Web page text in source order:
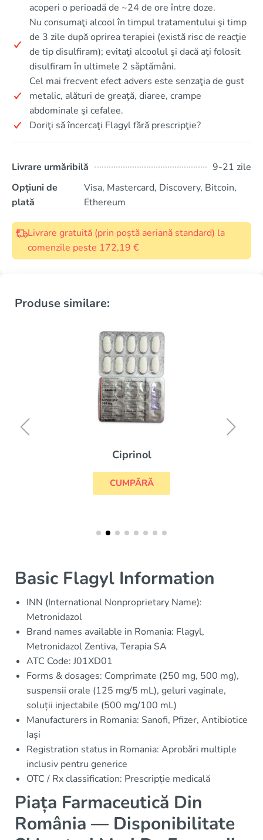
acoperi o perioadă de ~24 de ore între doze.
Nu consumaţi alcool în timpul tratamentului şi timp
de 3 zile după oprirea terapiei (există risc de reacţie
de tip disulfiram); evitaţi alcoolul şi dacă aţi folosit
disulfiram în ultimele 2 săptămâni.
Cel mai frecvent efect advers este senzaţia de gust
metalic, alături de greaţă, diaree, crampe
abdominale şi cefalee.
Doriţi să încercaţi Flagyl fără prescripţie?
Livrare urmăribilă
9-21 zile
Opțiuni de
plată
Visa, Mastercard, Discovery, Bitcoin,
Ethereum
Livrare gratuită (prin poștă aeriană standard) la
comenzile peste 172,19 €
Produse similare:
Ciprinol
CUMPĂRĂ
Basic Flagyl Information
INN (International Nonproprietary Name):
Metronidazol
Brand names available in Romania: Flagyl,
Metronidazol Zentiva, Terapia SA
ATC Code: J01XD01
Forms & dosages: Comprimate (250 mg, 500 mg),
suspensii orale (125 mg/5 mL), geluri vaginale,
soluții injectabile (500 mg/100 mL)
Manufacturers in Romania: Sanofi, Pfizer, Antibiotice
Iași
Registration status in Romania: Aprobări multiple
inclusiv pentru generice
OTC / Rx classification: Prescripție medicală
Piața Farmaceutică Din
România — Disponibilitate